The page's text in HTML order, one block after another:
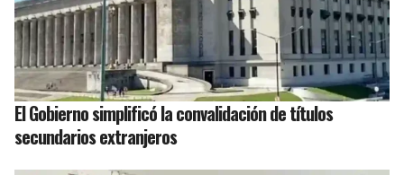
El Gobierno simplificó la convalidación de títulos
secundarios extranjeros